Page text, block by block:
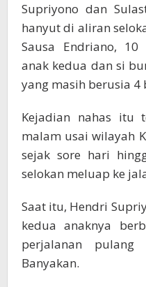
Supriyono dan
hanyut di aliran
Sausa Endriano,
anak kedua dan si
yang masih berusia 4
Kejadian nahas itu
malam usai wilayah
sejak sore hari
selokan meluap ke
Saat itu, Hendri
kedua anaknya
perjalanan pulang
Banyakan.